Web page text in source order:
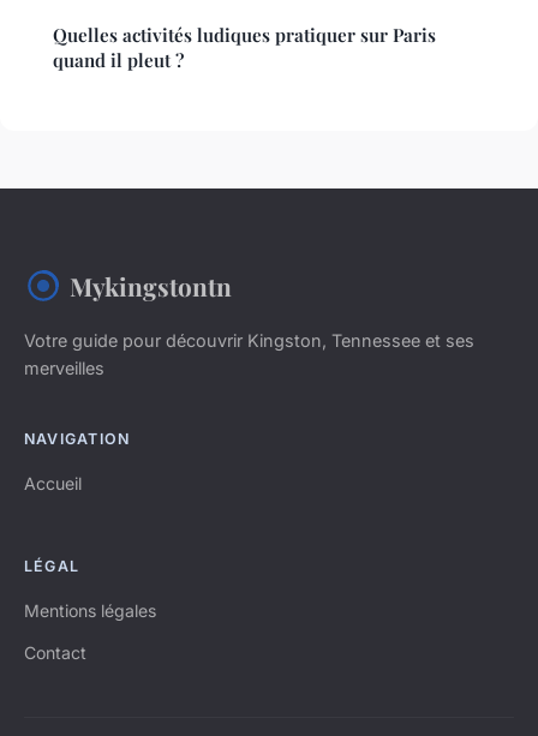
Quelles activités ludiques pratiquer sur Paris
quand il pleut ?
Mykingstontn
Votre guide pour découvrir Kingston, Tennessee et ses
merveilles
NAVIGATION
Accueil
LÉGAL
Mentions légales
Contact